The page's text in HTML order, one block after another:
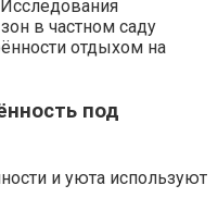
в частном саду
отдыхом на
под
и уюта используют